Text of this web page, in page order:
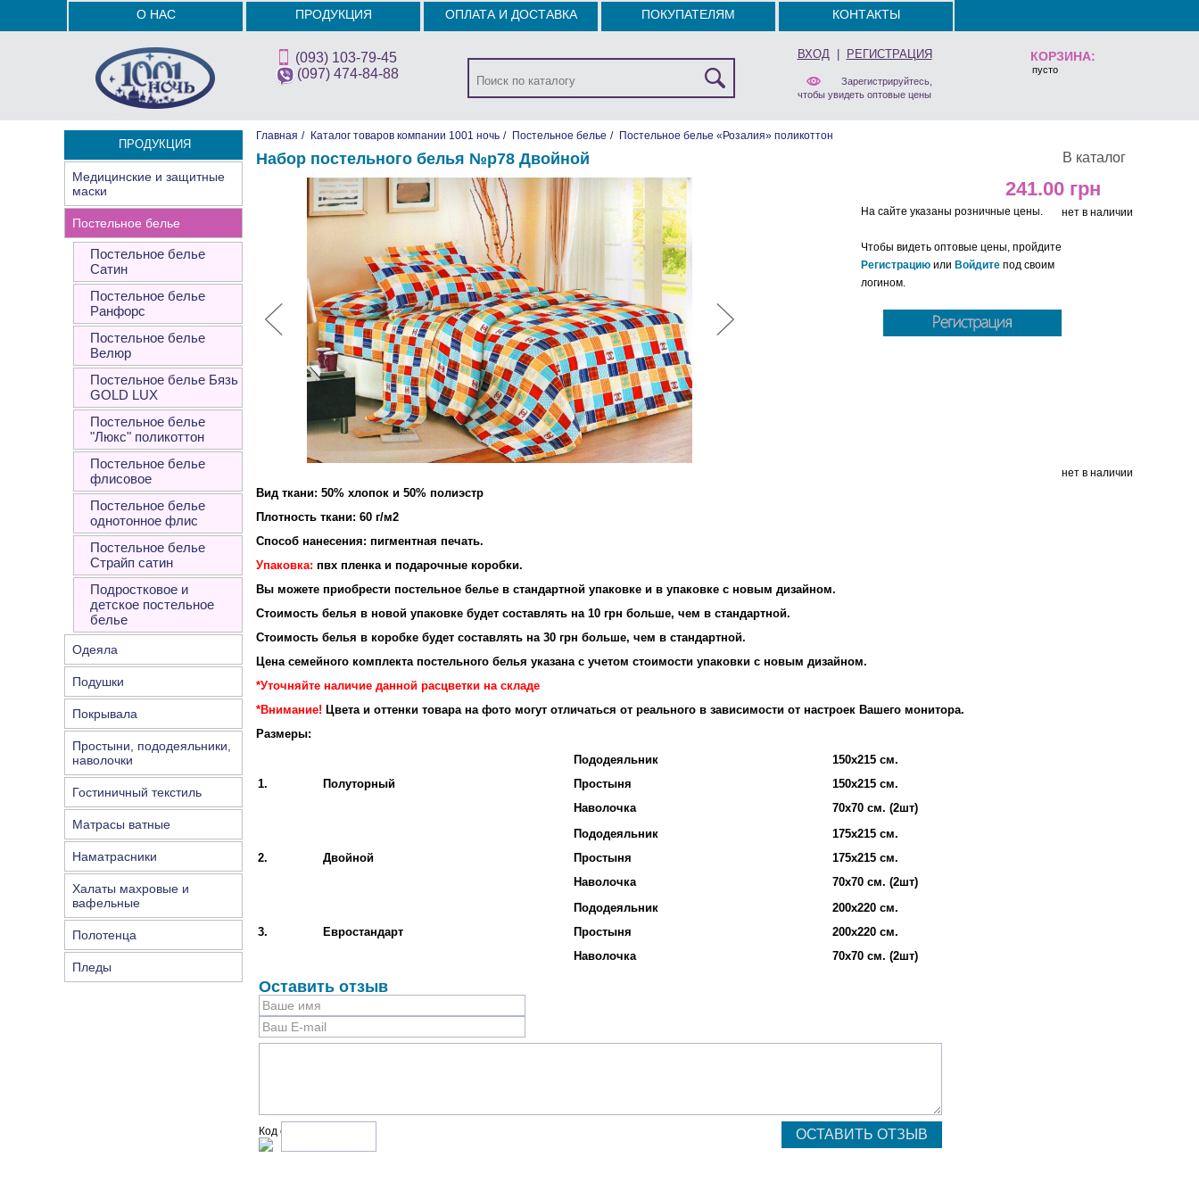
КОРЗИНА:
пусто
О НАС ПРОДУКЦИЯ ОПЛАТА И ДОСТАВКА ПОКУПАТЕЛЯМ КОНТАКТЫ
(093) 103-79-45
(097) 474-84-88
ВХОД| РЕГИСТРАЦИЯ
Зарегистрируйтесь,
чтобы увидеть оптовые цены
ПРОДУКЦИЯ
Медицинские и защитные
маски
Постельное белье
Постельное белье
Сатин
Постельное белье
Ранфорс
Постельное белье
Велюр
Постельное белье Бязь
GOLD LUX
Постельное белье
"Люкс" поликоттон
Постельное белье
флисовое
Постельное белье
однотонное флис
Постельное белье
Страйп сатин
Подростковое и
детское постельное
белье
Одеяла
Подушки
Покрывала
Простыни, пододеяльники,
наволочки
Гостиничный текстиль
Матрасы ватные
Наматрасники
Халаты махровые и
вафельные
Полотенца
Пледы
Главная / Каталог товаров компании 1001 ночь / Постельное белье / Постельное белье «Розалия» поликоттон
В каталог
Набор постельного белья №р78 Двойной
241.00
нет в наличии
На сайте указаны розничные цены.
Чтобы видеть оптовые цены, пройдите
Регистрацию или Войдите под своим
логином.
нет в наличии
Вид ткани: 50% хлопок и 50% полиэстр
Плотность ткани: 60 г/м2
Способ нанесения: пигментная печать.
Упаковка: пвх пленка и подарочные коробки.
Вы можете приобрести постельное белье в стандартной упаковке и в упаковке с новым дизайном.
Стоимость белья в новой упаковке будет составлять на 10 грн больше, чем в стандартной.
Стоимость белья в коробке будет составлять на 30 грн больше, чем в стандартной.
Цена семейного комплекта постельного белья указана с учетом стоимости упаковки с новым дизайном.
*Уточняйте наличие данной расцветки на складе
*Внимание! Цвета и оттенки товара на фото могут отличаться от реального в зависимости от настроек Вашего монитора.
Размеры:
1. Полуторный
Пододеяльник
Простыня
Наволочка
150х215 см.
150х215 см.
70х70 см. (2шт)
2. Двойной
Пододеяльник
Простыня
Наволочка
175х215 см.
175х215 см.
70х70 см. (2шт)
3. Евростандарт
Пододеяльник
Простыня
Наволочка
200х220 см.
200х220 см.
70х70 см. (2шт)
Оставить отзыв
Код с рисунка: